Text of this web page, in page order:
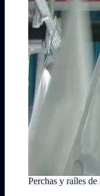
Perchas y raíles